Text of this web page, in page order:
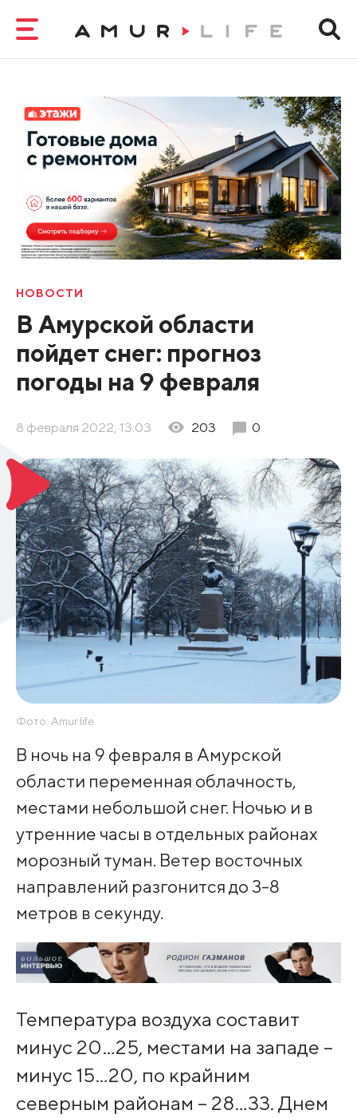
НОВОСТИ
В Амурской области
пойдет снег: прогноз
погоды на 9 февраля
8 февраля 2022, 13:03 203 0
Фото: Amur.life
В ночь на 9 февраля в Амурской
области переменная облачность,
местами небольшой снег. Ночью и в
утренние часы в отдельных районах
морозный туман. Ветер восточных
направлений разгонится до 3-8
метров в секунду.
Температура воздуха составит
минус 20…25, местами на западе –
минус 15…20, по крайним
северным районам – 28…33. Днем